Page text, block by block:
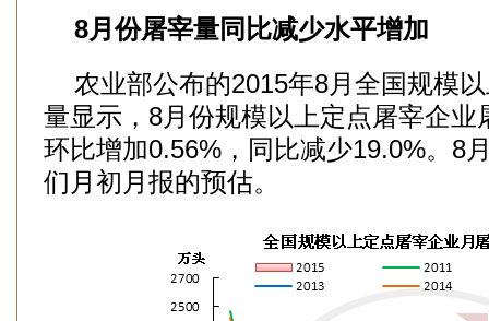
8月份屠宰量同比减少水平增加
农业部公布的2015年8月全国规模
量显示，8月份规模以上定点屠宰企业
环比增加0.56%，同比减少19.0%。8
们月初月报的预估。